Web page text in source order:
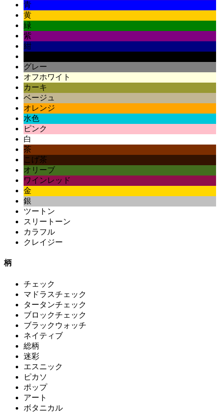
青
黄
緑
紫
紺
グレー
オフホワイト
カーキ
ベージュ
オレンジ
水色
ピンク
白
茶
こげ茶
オリーブ
ワインレッド
金
銀
ツートン
スリートーン
カラフル
クレイジー
柄
チェック
マドラスチェック
タータンチェック
ブロックチェック
ブラックウォッチ
ネイティブ
総柄
迷彩
エスニック
ピカソ
ポップ
アート
ボタニカル